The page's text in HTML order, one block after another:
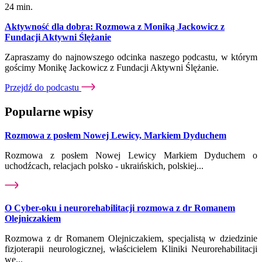
24 min.
Aktywność dla dobra: Rozmowa z Moniką Jackowicz z
Fundacji Aktywni Ślężanie
Zapraszamy do najnowszego odcinka naszego podcastu, w którym
gościmy Monikę Jackowicz z Fundacji Aktywni Ślężanie.
Przejdź do podcastu
Popularne wpisy
Rozmowa z posłem Nowej Lewicy, Markiem Dyduchem
Rozmowa z posłem Nowej Lewicy Markiem Dyduchem o
uchodźcach, relacjach polsko - ukraińskich, polskiej...
O Cyber-oku i neurorehabilitacji rozmowa z dr Romanem
Olejniczakiem
Rozmowa z dr Romanem Olejniczakiem, specjalistą w dziedzinie
fizjoterapii neurologicznej, właścicielem Kliniki Neurorehabilitacji
we...